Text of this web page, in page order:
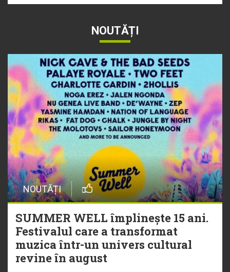
NOUTĂȚI
NOUTĂȚI
SUMMER WELL împlinește 15 ani.
Festivalul care a transformat
muzica într-un univers cultural
revine în august